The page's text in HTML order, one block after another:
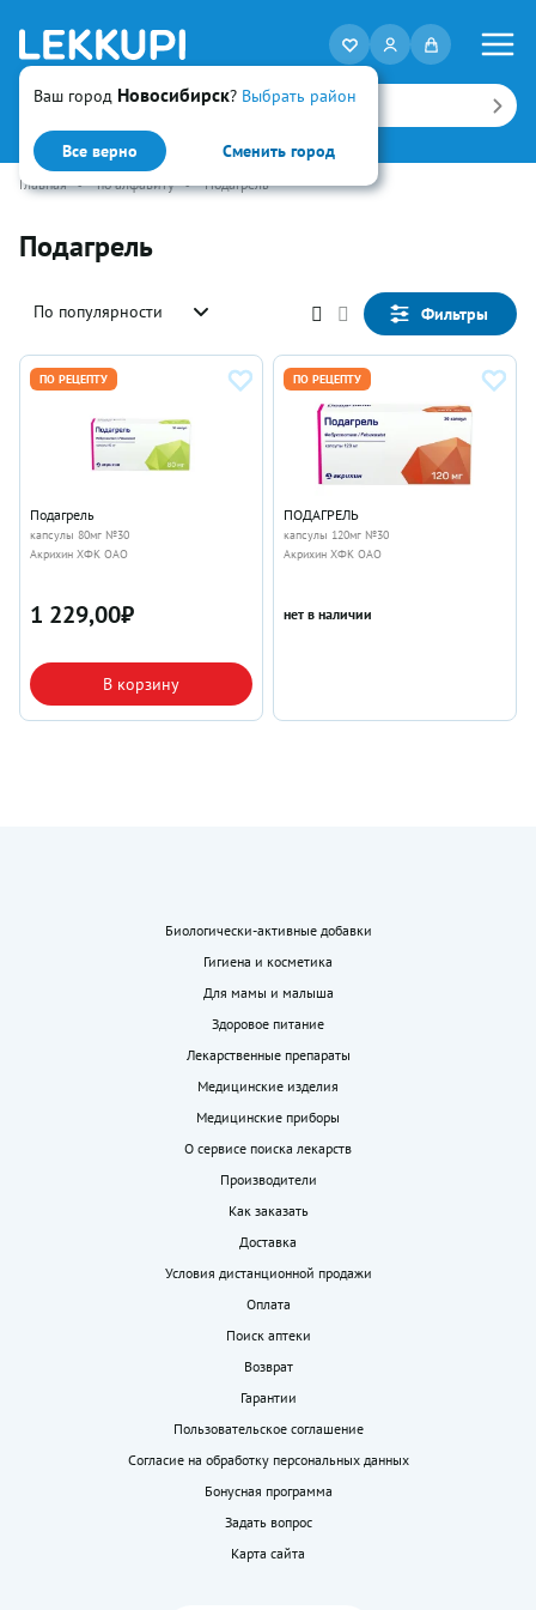
Ваш город Новосибирск? Выбрать район
Все верно Сменить город
Искать
Главная • по алфавиту • Подагрель
Подагрель
По популярности Фильтры
ПО РЕЦЕПТУ
Подагрель
капсулы 80мг №30
Акрихин ХФК ОАО
1 229,00₽
В корзину
ПО РЕЦЕПТУ
ПОДАГРЕЛЬ
капсулы 120мг №30
Акрихин ХФК ОАО
нет в наличии
Биологически-активные добавки
Гигиена и косметика
Для мамы и малыша
Здоровое питание
Лекарственные препараты
Медицинские изделия
Медицинские приборы
О сервисе поиска лекарств
Производители
Как заказать
Доставка
Условия дистанционной продажи
Оплата
Поиск аптеки
Возврат
Гарантии
Пользовательское соглашение
Согласие на обработку персональных данных
Бонусная программа
Задать вопрос
Карта сайта